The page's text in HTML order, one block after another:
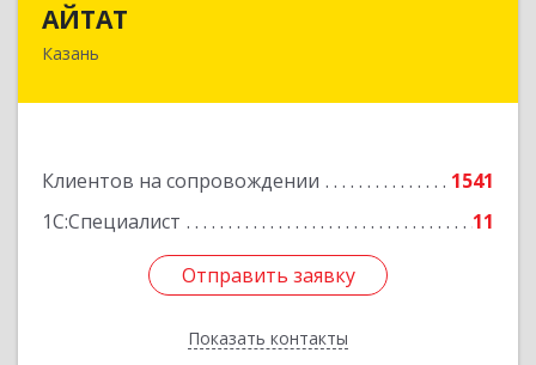
АЙТАТ
Казань
Клиентов на сопровождении
1541
1С:Специалист
11
Отправить заявку
Показать контакты
Подробнее
Отправить заявку
Назад